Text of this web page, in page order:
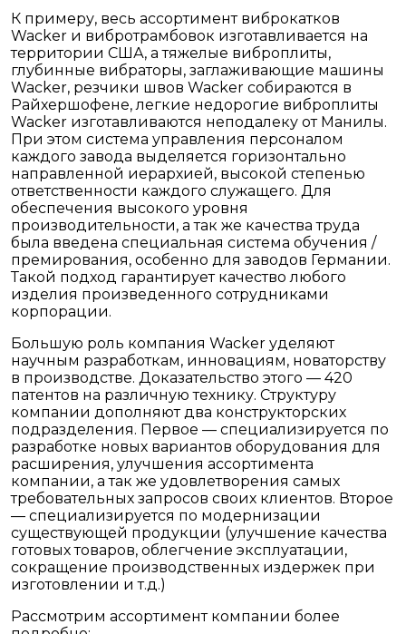
К примеру, весь ассортимент виброкатков
Wacker и вибротрамбовок изготавливается на
территории США, а тяжелые виброплиты,
глубинные вибраторы, заглаживающие машины
Wacker, резчики швов Wacker собираются в
Райхершофене, легкие недорогие виброплиты
Wacker изготавливаются неподалеку от Манилы.
При этом система управления персоналом
каждого завода выделяется горизонтально
направленной иерархией, высокой степенью
ответственности каждого служащего. Для
обеспечения высокого уровня
производительности, а так же качества труда
была введена специальная система обучения /
премирования, особенно для заводов Германии.
Такой подход гарантирует качество любого
изделия произведенного сотрудниками
корпорации.
Большую роль компания Wacker уделяют
научным разработкам, инновациям, новаторству
в производстве. Доказательство этого — 420
патентов на различную технику. Структуру
компании дополняют два конструкторских
подразделения. Первое — специализируется по
разработке новых вариантов оборудования для
расширения, улучшения ассортимента
компании, а так же удовлетворения самых
требовательных запросов своих клиентов. Второе
— специализируется по модернизации
существующей продукции (улучшение качества
готовых товаров, облегчение эксплуатации,
сокращение производственных издержек при
изготовлении и т.д.)
Рассмотрим ассортимент компании более